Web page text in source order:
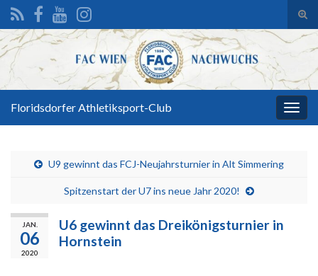
Search for:
Floridsdorfer Athletiksport-Club
U9 gewinnt das FCJ-Neujahrsturnier in Alt Simmering
Spitzenstart der U7 ins neue Jahr 2020!
JAN.
06
2020
U6 gewinnt das Dreikönigsturnier in
Hornstein